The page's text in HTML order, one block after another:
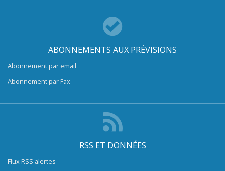
ABONNEMENTS AUX PRÉVISIONS
Abonnement par email
Abonnement par Fax
RSS ET DONNÉES
Flux RSS alertes